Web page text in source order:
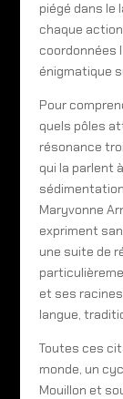
piégé dans le
chaque
coordonnées
énigmatique
Pour
quels pôles
résonance
qui la parlent
Maryvonne
expriment
une suite de
et ses
langue,
Toutes ces
monde, un
Mouillon et